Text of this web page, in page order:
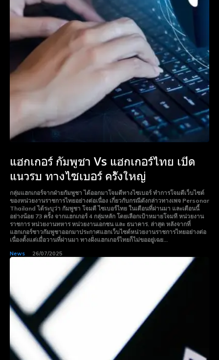
Monthly or Yearly Memberships
Professional Rated Guides
I Want To Sign Up
Monthly or Yearly Memberships
Professional Rated Guides
I Want To Sign Up
แฮกเกอร์ กัมพูชา Vs แฮกเกอร์ไทย เปิด
แนวรบ ทางไซเบอร์ ครั้งใหญ่
กลุ่มแฮกเกอร์จากฝ่ายกัมพูชา ได้ออกมาโจมตีทางไซเบอร์ ทำการโจมตีเว็บไซต์
ของหน่วยงานราชการไทยอย่างต่อเนื่อง เกี่ยวกับกรณีดังกล่าวทางเพจ Personar
Thailand ได้ระบุว่า กัมพูชา โจมตี ไซเบอร์ไทย ในเดือนที่ผ่านมา และเดือนนี้
อย่างน้อย 73 ครั้ง จากแฮกเกอร์ 4 กลุ่มหลัก โดยเลือกเป้าหมายโจมที หน่วยงาน
ราชการ หน่วยงานทหาร หน่วยงานเอกชน และ ธนาคาร. ล่าสุด หลังจากที่
แฮกเกอร์ชาวกัมพูชาออกมาประกาศแฮกเว็บไซต์หน่วยงานราชการไทยอย่างต่อ
เนื่องตั้งแต่เมื่อวานที่ผ่านมา ทางฝั่งแฮกเกอร์ไทยก็ไม่ขออยู่เฉย...
News 26/07/2025